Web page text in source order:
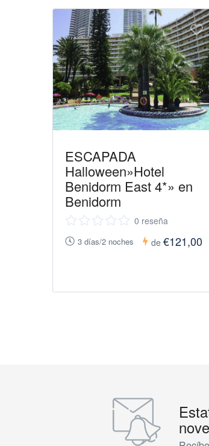
ESCAPADA
Halloween»Hotel
Benidorm East 4*» en
Benidorm
0 reseña
3 días/2 noches de €121,00